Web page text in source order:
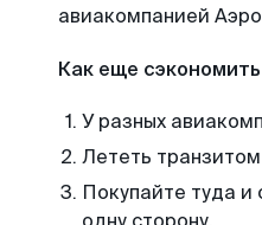
авиакомпанией
Как еще
У разных
Лететь
Покупайте туда и